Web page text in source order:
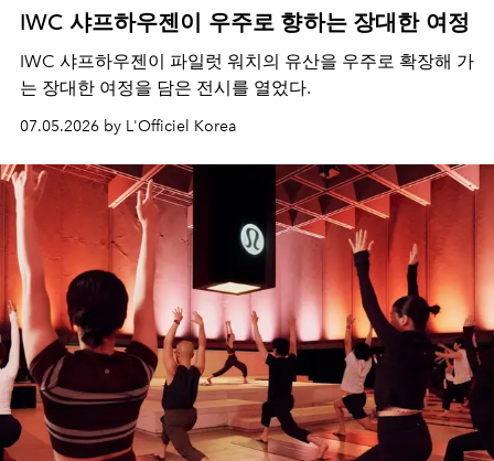
IWC 샤프하우젠이 우주로 향하는 장대한 여정
IWC 샤프하우젠이 파일럿 워치의 유산을 우주로 확장해 가
는 장대한 여정을 담은 전시를 열었다.
07.05.2026 by L'Officiel Korea